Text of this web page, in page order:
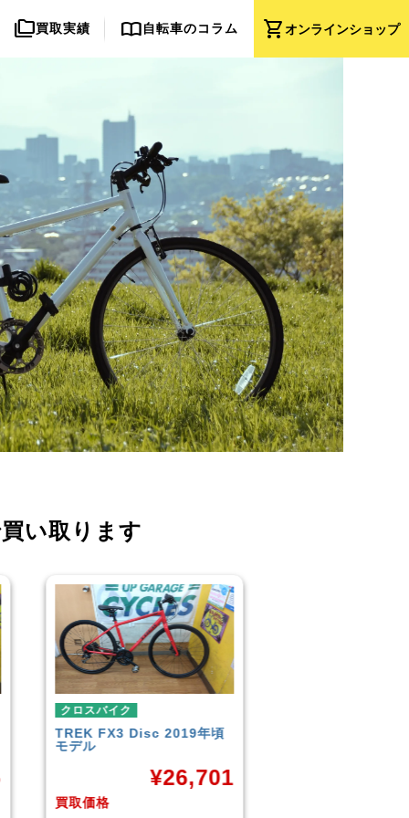
shopping_cartオンラインショップ
folder_copy買取実績 import_contacts自転車のコラム
い取ります
クロスバイク
イオンバイクモーメンタム
買取価格
¥6,043